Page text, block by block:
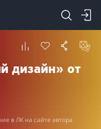
дизайн» от
в ЛК на сайте автора